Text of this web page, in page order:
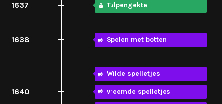
1637 Tulpengekte
1638 Spelen met botten
1640
Wilde spelletjes
vreemde spelletjes